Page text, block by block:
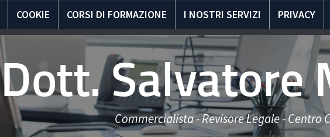
COOKIE CORSI DI FORMAZIONE I NOSTRI SERVIZI PRIVACY
Dott. Salvatore
Commercialista - Revisore Legale - Centro